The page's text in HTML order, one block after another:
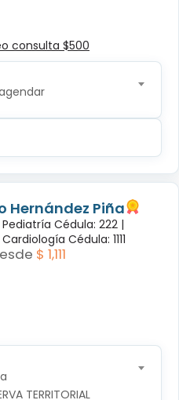
consulta $500
Hernández Piña
Cédula: 222 |
Cédula: 1111
$ 1,111
TERRITORIAL